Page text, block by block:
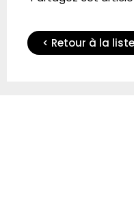
< Retour à la